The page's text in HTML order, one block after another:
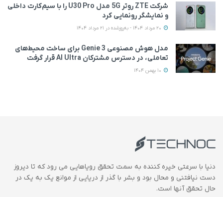
شرکت ZTE روتر 5G مدل U30 Pro را با سیم‌کارت داخلی
و نمایشگر رونمایی کرد
مدل هوش مصنوعی Genie 3 برای ساخت محیط‌های
تعاملی، در دسترس مشترکان AI Ultra قرار گرفت
دنیا با سرعتی خیره کننده به سمت تحقق رویاهایی می رود که تا دیروز
دست نیافتنی و محال بود و بشر با گذر از دریایی از موانع یک به یک در
حال تحقق آنها است.